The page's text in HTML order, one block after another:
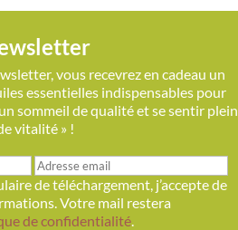
vous recevrez en cadeau un
essentielles indispensables pour
sommeil de qualité et se sentir plein
vitalité » !
de téléchargement, j’accepte de
Votre mail restera
de confidentialité.